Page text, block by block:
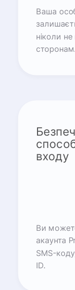
Ваша
ніколи не
сторонам.
входу
Ви
акаунта
SMS-
ID.